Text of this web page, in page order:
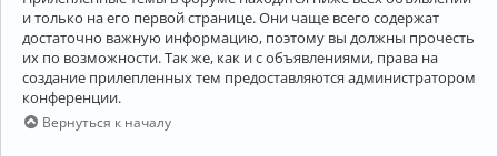
и только на его первой странице. Они чаще всего содержат
достаточно важную информацию, поэтому вы должны прочесть
их по возможности. Так же, как и с объявлениями, права на
создание прилепленных тем предоставляются администратором
конференции.
Вернуться к началу